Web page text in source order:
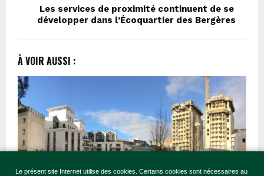
Le présent site Internet utilise des cookies. Certains cookies sont nécessaires au
Les services de proximité continuent de se
développer dans l’Écoquartier des Bergères
À VOIR AUSSI :